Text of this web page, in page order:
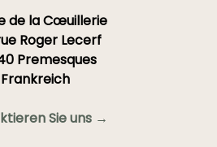
de la Cœuillerie
Roger Lecerf
Premesques
Frankreich
Sie uns →